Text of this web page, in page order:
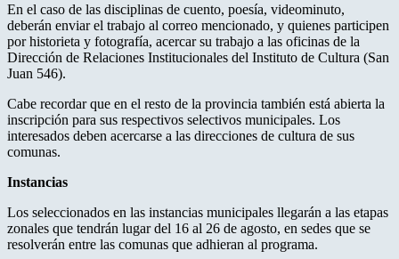
En el caso de las disciplinas de cuento, poesía, videominuto,
deberán enviar el trabajo al correo mencionado, y quienes participen
por historieta y fotografía, acercar su trabajo a las oficinas de la
Dirección de Relaciones Institucionales del Instituto de Cultura (San
Juan 546).
Cabe recordar que en el resto de la provincia también está abierta la
inscripción para sus respectivos selectivos municipales. Los
interesados deben acercarse a las direcciones de cultura de sus
comunas.
Instancias
Los seleccionados en las instancias municipales llegarán a las etapas
zonales que tendrán lugar del 16 al 26 de agosto, en sedes que se
resolverán entre las comunas que adhieran al programa.